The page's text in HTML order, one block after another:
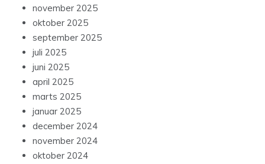
november 2025
oktober 2025
september 2025
juli 2025
juni 2025
april 2025
marts 2025
januar 2025
december 2024
november 2024
oktober 2024